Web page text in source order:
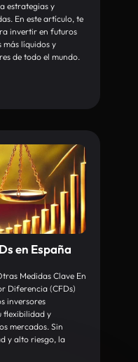
estrategias y
En este artículo, te
invertir en futuros
más líquidos y
de todo el mundo.
en España
Medidas Clave En
Diferencia (CFDs)
inversores
flexibilidad y
mercados. Sin
y alto riesgo, la